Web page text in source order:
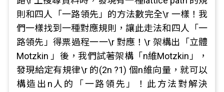
則和四人「一路領先」的方法數完全\r 一樣！我
們一樣找到一種對應規則，讓此走法和四人「一
路領先」得票過程一一\r 對應！\r 架構出「立體
Motzkin 」後，我們試著架構「n維Motzkin」，
發現給定有規律\r 的(2n ?1) 個n維向量，就可以
構造出n人的「一路領先」！此方法對解決